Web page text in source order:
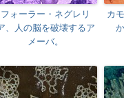
フォーラー・ネグレリ
、人の脳を破壊するア
メーバ。
カ